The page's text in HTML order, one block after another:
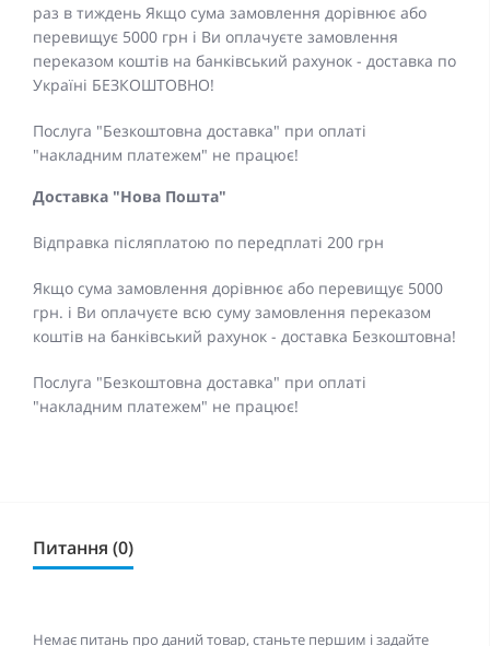
раз в тиждень Якщо сума замовлення дорівнює або
перевищує 5000 грн і Ви оплачуєте замовлення
переказом коштів на банківський рахунок - доставка по
Україні БЕЗКОШТОВНО!
Послуга "Безкоштовна доставка" при оплаті
"накладним платежем" не працює!
Доставка "Нова Пошта"
Відправка післяплатою по передплаті 200 грн
Якщо сума замовлення дорівнює або перевищує 5000
грн. і Ви оплачуєте всю суму замовлення переказом
коштів на банківський рахунок - доставка Безкоштовна!
Послуга "Безкоштовна доставка" при оплаті
"накладним платежем" не працює!
Питання (0)
Немає питань про даний товар, станьте першим і задайте